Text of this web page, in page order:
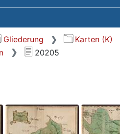
Gliederung Karten (K)
20205